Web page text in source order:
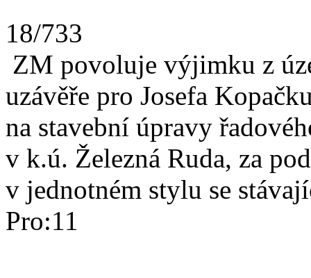
18/733
ZM povoluje výjimku z
uzávěře pro Josefa
na stavební úpravy
v k.ú. Železná Ruda, za
v jednotném stylu se
Pro:11